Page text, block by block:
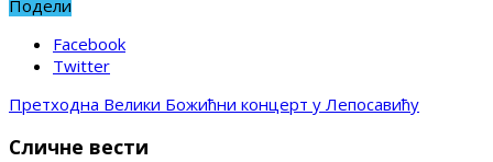
Подели
Facebook
Twitter
Претходна Велики Божићни концерт у Лепосавићу
Сличне вести